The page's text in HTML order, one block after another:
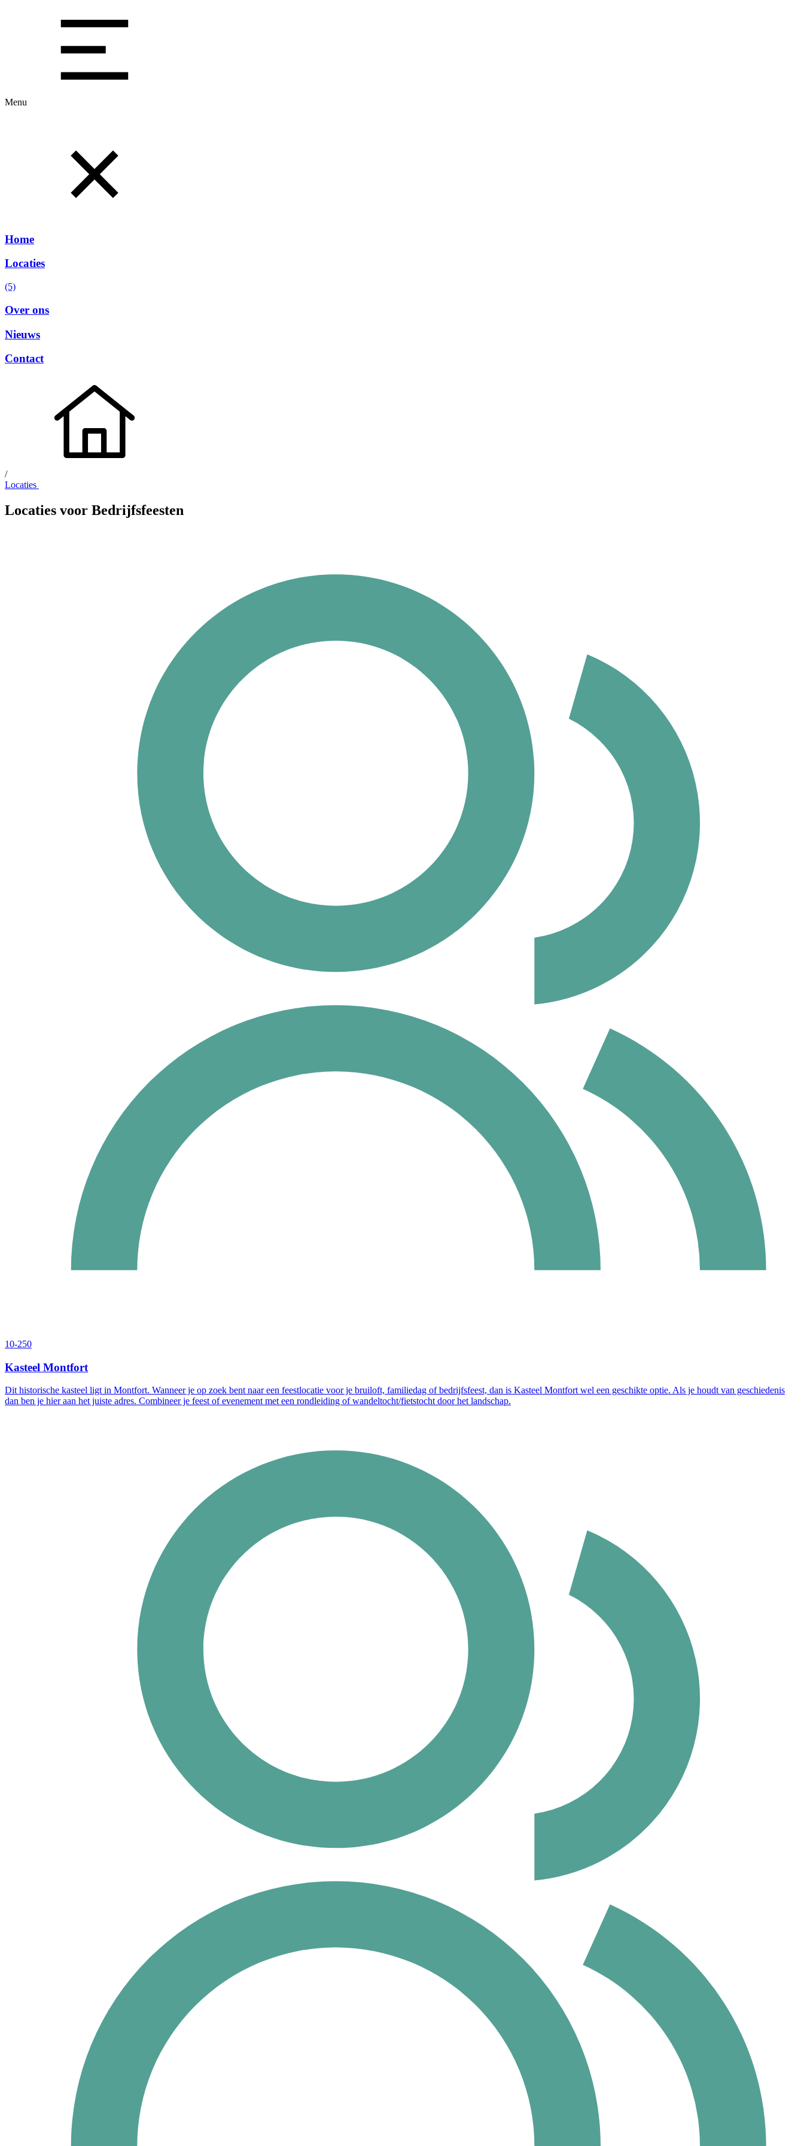
Menu
Home
Locaties
(5)
Over ons
Nieuws
Contact
/
Locaties
Locaties voor Bedrijfsfeesten
10-250
Kasteel Montfort
Dit historische kasteel ligt in Montfort. Wanneer je op zoek bent naar een feestlocatie voor je bruiloft, familiedag of bedrijfsfeest, dan is Kasteel Montfort wel een geschikte optie. Als je houdt van geschiedenis
dan ben je hier aan het juiste adres. Combineer je feest of evenement met een rondleiding of wandeltocht/fietstocht door het landschap.